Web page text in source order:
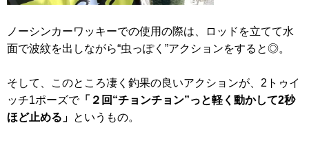
ノーシンカーワッキーでの使用の際は、ロッドを立てて水
面で波紋を出しながら“虫っぽく”アクションをすると◎。
そして、このところ凄く釣果の良いアクションが、2トゥイ
ッチ1ポーズで「２回“チョンチョン”っと軽く動かして2秒
ほど止める」 というもの。